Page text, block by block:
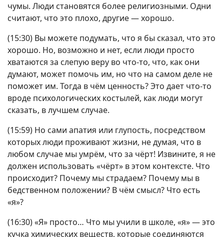
чумы. Люди становятся более религиозными. Одни
считают, что это плохо, другие — хорошо.
(15:30) Вы можете подумать, что я бы сказал, что это
хорошо. Но, возможно и нет, если люди просто
хватаются за слепую веру во что-то, что, как они
думают, может помочь им, но что на самом деле не
поможет им. Тогда в чём ценность? Это дает что-то
вроде психологических костылей, как люди могут
сказать, в лучшем случае.
(15:59) Но сами апатия или глупость, посредством
которых люди проживают жизни, не думая, что в
любом случае мы умрём, что за чёрт! Извините, я не
должен использовать «чёрт» в этом контексте. Что
происходит? Почему мы страдаем? Почему мы в
бедственном положении? В чём смысл? Что есть
«я»?
(16:30) «Я» просто… Что мы учили в школе, «я» — это
кучка химических веществ, которые соединяются